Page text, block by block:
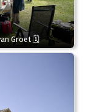
Groet 🗓